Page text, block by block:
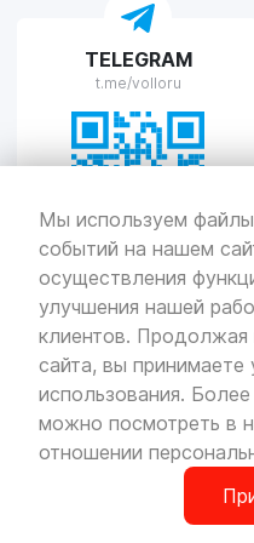
Мы используем
событий на нашем
осуществления
улучшения нашей
клиентов. Продолжая
сайта, вы принимаете
использования.
можно посмотреть в
отношении
VOLLO Рязань
г. Рязань, улица
Пн-Пт с 9:00 до 20:00,
VOLLO Тверь
г. Тверь, проспект
Пн-Пт с 9:00 до 19:00
TELEGRAM
t.me/volloru
© Все права защищены.
об авторских правах.
Политика
Разработкаи продвижение